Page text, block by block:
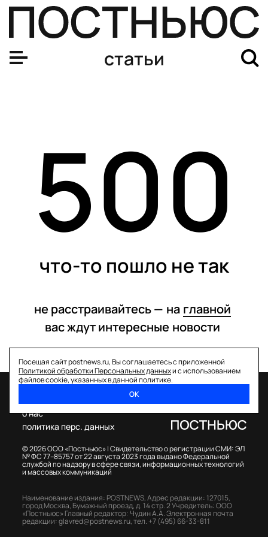
статьи
500
что-то пошло не так
не расстраивайтесь — на главной
вас ждут интересные новости
Посещая сайт postnews.ru, Вы соглашаетесь с приложенной
Политикой обработки Персональных данныхи с использованием
файлов cookie, указанных в данной политике.
ОК
© 2026 ООО «Постньюс» |Свидетельство о регистрации СМИ: ЭЛ
№ ФС 77–85757 от 22 августа 2023 года выдано Федеральной
службой по надзору в сфере связи, информационных технологий
и массовых коммуникаций
о нас
политика перс. данных
Наименование издания: POSTNEWS,Адрес редакции: 127015,
город Москва, Бумажный проезд, д. 14 стр. 2Учредитель: ООО
«Постньюс» Главный редактор: Чудин А.А.Электронная почта
редакции:glavred@postnews.ru,тел. +7 (495) 66-33-811